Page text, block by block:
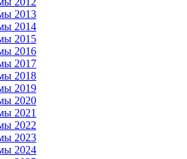
2013
2014
2015
2016
2017
2018
2019
2020
2021
2022
2023
2024